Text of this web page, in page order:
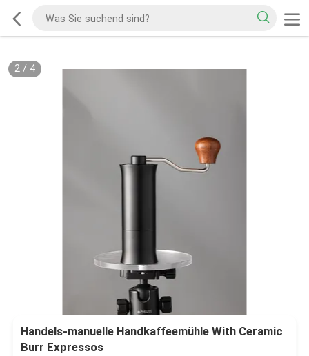
2/ 4
Handels-manuelle Handkaffeemühle With Ceramic
Burr Expressos